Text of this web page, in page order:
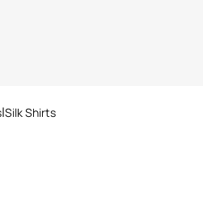
Silk Shirts